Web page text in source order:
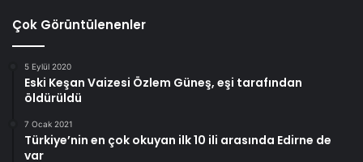
Çok Görüntülenenler
5 Eylül 2020
Eski Keşan Vaizesi Özlem Güneş, eşi tarafından
öldürüldü
7 Ocak 2021
Türkiye’nin en çok okuyan ilk 10 ili arasında Edirne de
var